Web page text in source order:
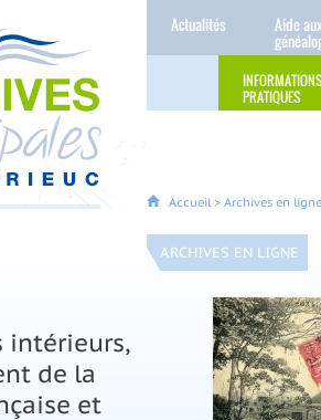
Actualités Aide
INFORMATIONS
PRATIQUES
Accueil> Archives en ligne
ARCHIVES EN LIGNE
intérieurs,
de la
et